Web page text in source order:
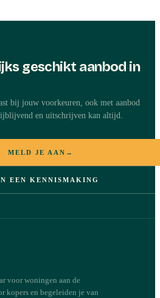
over deze
Benahavis
geschikt aanbod in
bij jouw voorkeuren, ook met aanbod
en uitschrijven kan altijd.
MELD JE AAN →
EEN KENNISMAKING
voor woningen aan de
kopers en begeleiden je van